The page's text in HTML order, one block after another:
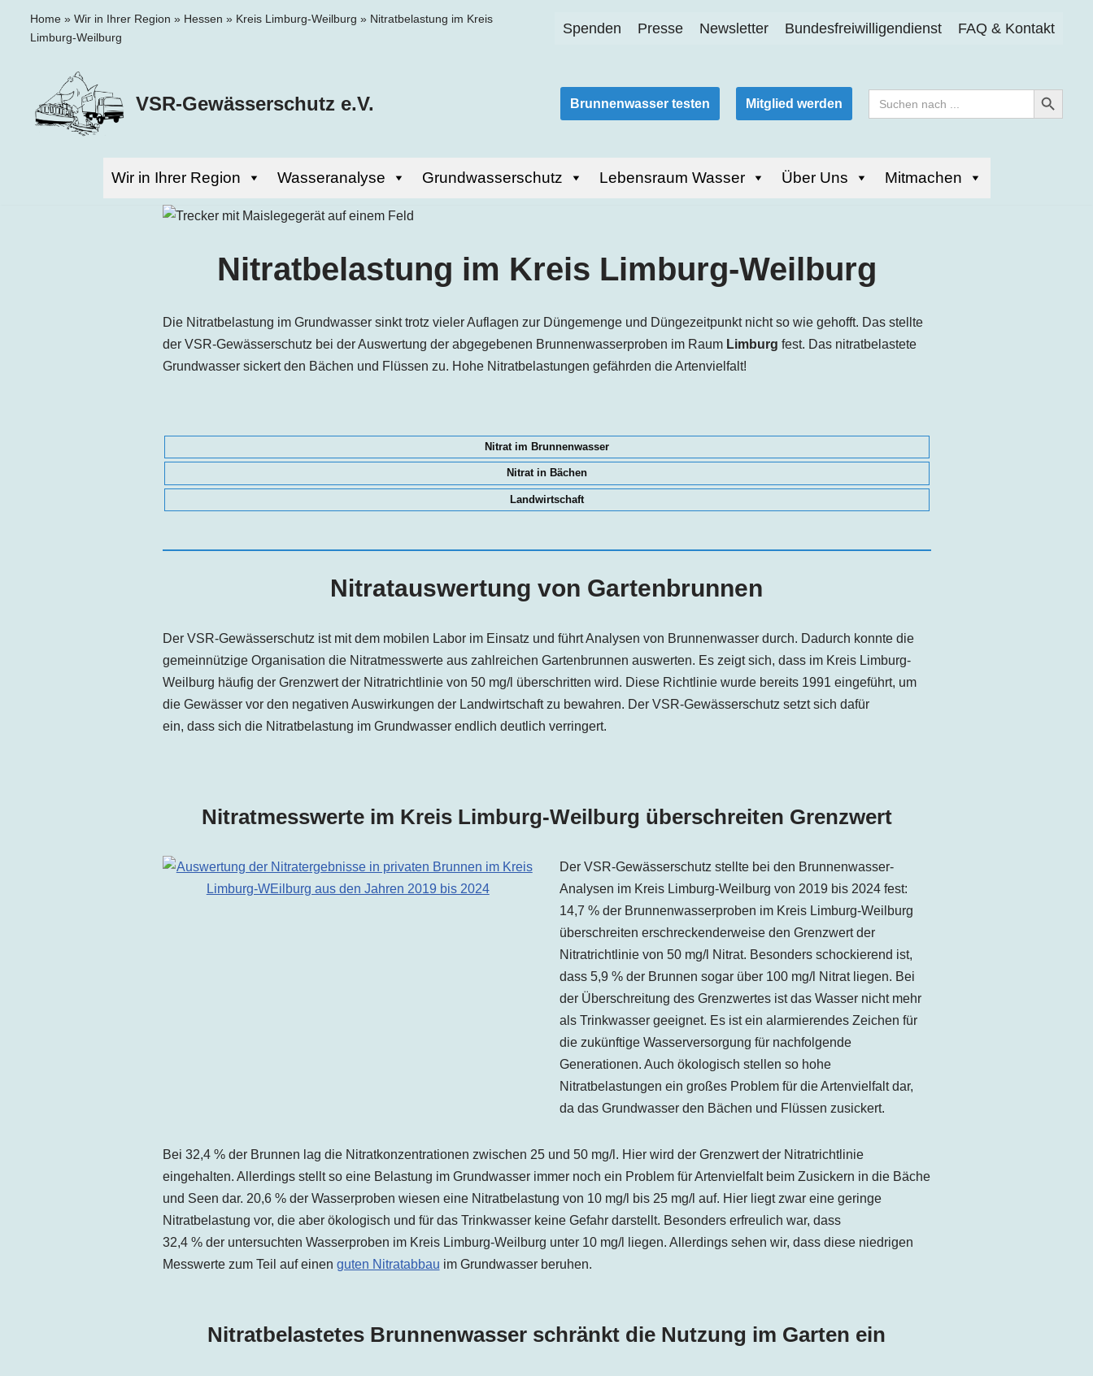
Zum
springen
Home » Wir in Ihrer Region » Hessen » Kreis Limburg-Weilburg » Nitratbelastung im Kreis
Limburg-Weilburg
Spenden Presse Newsletter Bundesfreiwilligendienst FAQ & Kontakt
VSR-Gewässerschutz e.V. Brunnenwasser testen Mitglied werden
Search
for:
Search Button
Wir in Ihrer Region Wasseranalyse Grundwasserschutz Lebensraum Wasser Über Uns Mitmachen
Nitratbelastung im Kreis Limburg-Weilburg
Die Nitratbelastung im Grundwasser sinkt trotz vieler Auflagen zur Düngemenge und Düngezeitpunkt nicht so wie gehofft. Das stellte
der VSR-Gewässerschutz bei der Auswertung der abgegebenen Brunnenwasserproben im Raum Limburg fest. Das nitratbelastete
Grundwasser sickert den Bächen und Flüssen zu. Hohe Nitratbelastungen gefährden die Artenvielfalt!
Nitrat im Brunnenwasser
Nitrat in Bächen
Landwirtschaft
Nitratauswertung von Gartenbrunnen
Der VSR-Gewässerschutz ist mit dem mobilen Labor im Einsatz und führt Analysen von Brunnenwasser durch. Dadurch konnte die
gemeinnützige Organisation die Nitratmesswerte aus zahlreichen Gartenbrunnen auswerten. Es zeigt sich, dass im Kreis Limburg-
Weilburg häufig der Grenzwert der Nitratrichtlinie von 50 mg/l überschritten wird. Diese Richtlinie wurde bereits 1991 eingeführt, um
die Gewässer vor den negativen Auswirkungen der Landwirtschaft zu bewahren. Der VSR-Gewässerschutz setzt sich dafür
ein, dass sich die Nitratbelastung im Grundwasser endlich deutlich verringert.
Nitratmesswerte im Kreis Limburg-Weilburg überschreiten Grenzwert
Der VSR-Gewässerschutz stellte bei den Brunnenwasser-
Analysen im Kreis Limburg-Weilburg von 2019 bis 2024 fest:
14,7 % der Brunnenwasserproben im Kreis Limburg-Weilburg
überschreiten erschreckenderweise den Grenzwert der
Nitratrichtlinie von 50 mg/l Nitrat. Besonders schockierend ist,
dass 5,9 % der Brunnen sogar über 100 mg/l Nitrat liegen. Bei
der Überschreitung des Grenzwertes ist das Wasser nicht mehr
als Trinkwasser geeignet. Es ist ein alarmierendes Zeichen für
die zukünftige Wasserversorgung für nachfolgende
Generationen. Auch ökologisch stellen so hohe
Nitratbelastungen ein großes Problem für die Artenvielfalt dar,
da das Grundwasser den Bächen und Flüssen zusickert.
Bei 32,4 % der Brunnen lag die Nitratkonzentrationen zwischen 25 und 50 mg/l. Hier wird der Grenzwert der Nitratrichtlinie
eingehalten. Allerdings stellt so eine Belastung im Grundwasser immer noch ein Problem für Artenvielfalt beim Zusickern in die Bäche
und Seen dar. 20,6 % der Wasserproben wiesen eine Nitratbelastung von 10 mg/l bis 25 mg/l auf. Hier liegt zwar eine geringe
Nitratbelastung vor, die aber ökologisch und für das Trinkwasser keine Gefahr darstellt. Besonders erfreulich war, dass
32,4 % der untersuchten Wasserproben im Kreis Limburg-Weilburg unter 10 mg/l liegen. Allerdings sehen wir, dass diese niedrigen
Messwerte zum Teil auf einen guten Nitratabbau im Grundwasser beruhen.
Nitratbelastetes Brunnenwasser schränkt die Nutzung im Garten ein